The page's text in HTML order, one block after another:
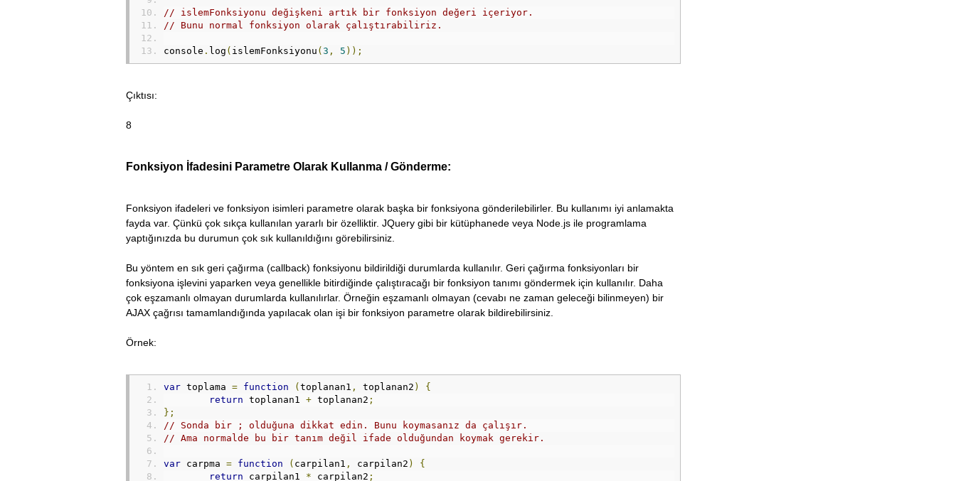
// islemFonksiyonu değişkeni artık bir fonksiyon değeri içeriyor.
// Bunu normal fonksiyon olarak çalıştırabiliriz.
console . log ( islemFonksiyonu ( 3 , 5 ));
Çıktısı:
8
Fonksiyon İfadesini Parametre Olarak Kullanma / Gönderme:
Fonksiyon ifadeleri ve fonksiyon isimleri parametre olarak başka bir fonksiyona gönderilebilirler. Bu kullanımı iyi anlamakta
fayda var. Çünkü çok sıkça kullanılan yararlı bir özelliktir. JQuery gibi bir kütüphanede veya Node.js ile programlama
yaptığınızda bu durumun çok sık kullanıldığını görebilirsiniz.
Bu yöntem en sık geri çağırma (callback) fonksiyonu bildirildiği durumlarda kullanılır. Geri çağırma fonksiyonları bir
fonksiyona işlevini yaparken veya genellikle bitirdiğinde çalıştıracağı bir fonksiyon tanımı göndermek için kullanılır. Daha
çok eşzamanlı olmayan durumlarda kullanılırlar. Örneğin eşzamanlı olmayan (cevabı ne zaman geleceği bilinmeyen) bir
AJAX çağrısı tamamlandığında yapılacak olan işi bir fonksiyon parametre olarak bildirebilirsiniz.
Örnek:
var toplama = function ( toplanan1 , toplanan2 )
{
return toplanan1 + toplanan2 ;
};
// Sonda bir ; olduğuna dikkat edin. Bunu koymasanız da çalışır.
// Ama normalde bu bir tanım değil ifade olduğundan koymak gerekir.
var carpma = function ( carpilan1 , carpilan2 )
{
return carpilan1 * carpilan2 ;